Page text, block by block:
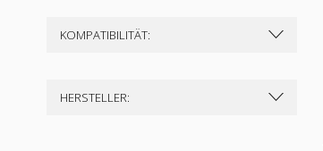
KOMPATIBILITÄT:
HERSTELLER: